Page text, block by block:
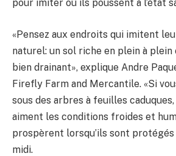
pour imiter où ils poussent à l’état
«Pensez aux endroits qui imitent
naturel: un sol riche en plein à plein
bien drainant», explique Andre
Firefly Farm and Mercantile. «Si
sous des arbres à feuilles caduques,
aiment les conditions froides et
prospèrent lorsqu’ils sont protégés
midi.